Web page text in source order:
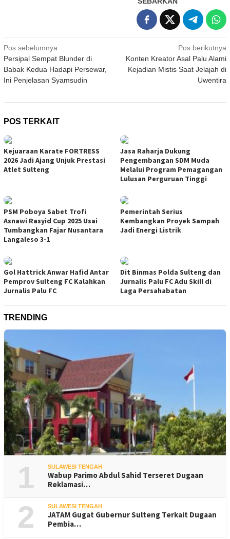
Navigasi
pos
Pos sebelumnya
Persipal Sempat Blunder di
Babak Kedua Hadapi Persewar,
Ini Penjelasan Syamsudin
Pos berikutnya
Konten Kreator Asal Palu Alami
Kejadian Mistis Saat Jelajah di
Uwentira
POS TERKAIT
Kejuaraan Karate FORTRESS
2026 Jadi Ajang Unjuk Prestasi
Atlet Sulteng
Jasa Raharja Dukung
Pengembangan SDM Muda
Melalui Program Pemagangan
Lulusan Perguruan Tinggi
PSM Poboya Sabet Trofi
Asnawi Rasyid Cup 2025 Usai
Tumbangkan Fajar Nusantara
Langaleso 3-1
Pemerintah Serius
Kembangkan Proyek Sampah
Jadi Energi Listrik
Gol Hattrick Anwar Hafid Antar
Pemprov Sulteng FC Kalahkan
Jurnalis Palu FC
Dit Binmas Polda Sulteng dan
Jurnalis Palu FC Adu Skill di
Laga Persahabatan
TRENDING
1 SULAWESI TENGAH
Wabup Parimo Abdul Sahid Terseret Dugaan
Reklamasi…
2 SULAWESI TENGAH
JATAM Gugat Gubernur Sulteng Terkait Dugaan
Pembia…